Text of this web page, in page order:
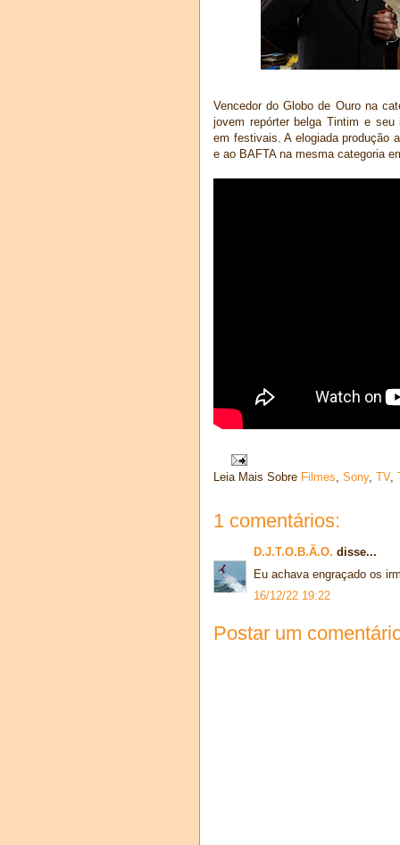
Vencedor do Globo de Ouro na
jovem repórter belga Tintim e
em festivais. A elogiada produção
e ao BAFTA na mesma categoria
Leia Mais Sobre Filmes, Sony, TV,
1 comentários:
D.J.T.O.B.Ã.O. disse...
Eu achava engraçado os
16/12/22 19:22
Postar um